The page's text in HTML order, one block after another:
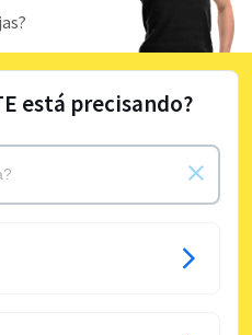
está precisando?